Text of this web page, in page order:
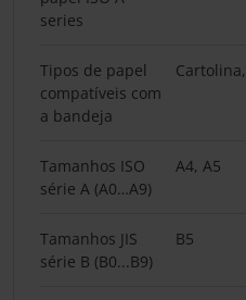
series
Tipos de papel
compatíveis com
a bandeja
Tamanhos ISO
série A (A0…A9)
A4, A5
Tamanhos JIS
série B (B0...B9)
B5